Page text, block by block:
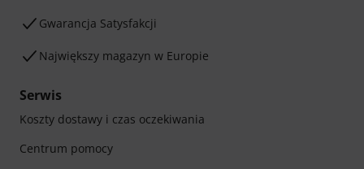
Gwarancja Satysfakcji
Największy magazyn w Europie
Serwis
Koszty dostawy i czas oczekiwania
Centrum pomocy